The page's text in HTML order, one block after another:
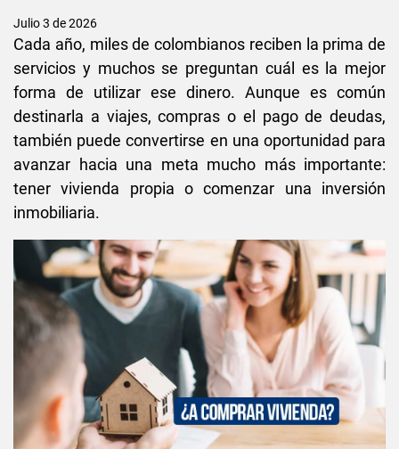
Julio 3 de 2026
Cada año, miles de colombianos reciben la prima de
servicios y muchos se preguntan cuál es la mejor
forma de utilizar ese dinero. Aunque es común
destinarla a viajes, compras o el pago de deudas,
también puede convertirse en una oportunidad para
avanzar hacia una meta mucho más importante:
tener vivienda propia o comenzar una inversión
inmobiliaria.